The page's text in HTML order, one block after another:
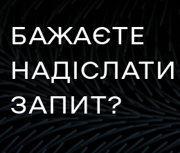
БАЖАЄТЕ
НАДІСЛАТИ
ЗАПИТ?